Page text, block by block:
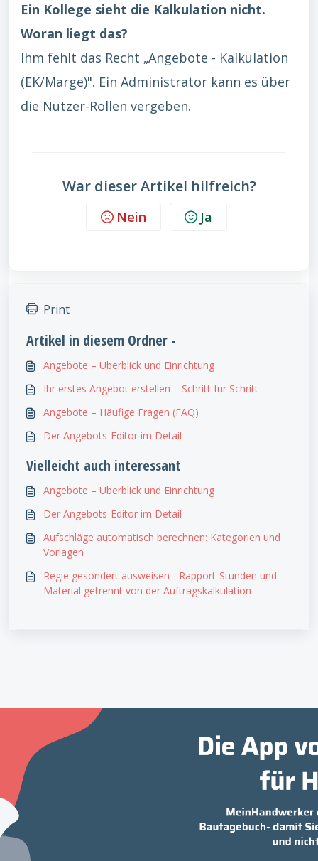
Ein Kollege sieht die Kalkulation nicht.
Woran liegt das?
Ihm fehlt das Recht „Angebote - Kalkulation
(EK/Marge)". Ein Administrator kann es über
die Nutzer-Rollen vergeben.
War dieser Artikel hilfreich?
Nein Ja
Print
Artikel in diesem Ordner -
Angebote – Überblick und Einrichtung
Ihr erstes Angebot erstellen – Schritt für Schritt
Angebote – Häufige Fragen (FAQ)
Der Angebots-Editor im Detail
Vielleicht auch interessant
Angebote – Überblick und Einrichtung
Der Angebots-Editor im Detail
Aufschläge automatisch berechnen: Kategorien und
Vorlagen
Regie gesondert ausweisen - Rapport-Stunden und -
Material getrennt von der Auftragskalkulation